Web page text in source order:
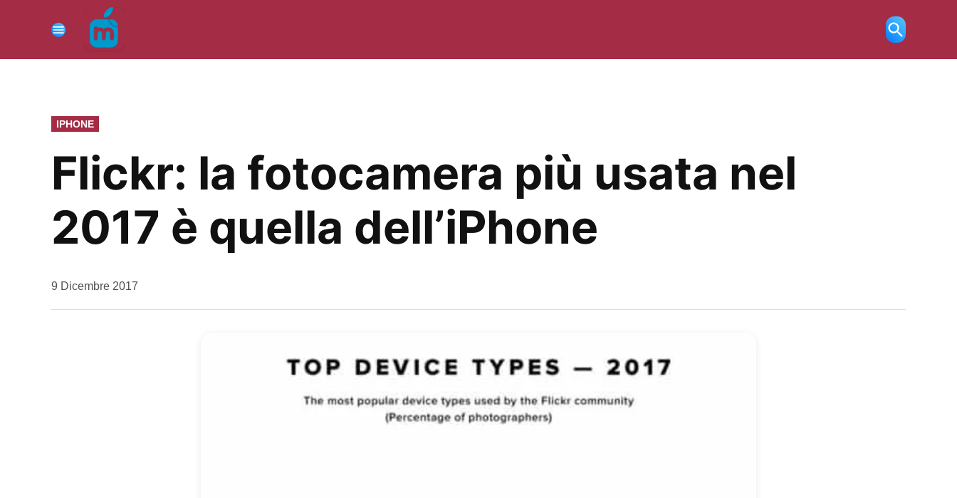
contenuto
Menu
Ricerca
aperta
PUBBLICATO
IN
IPHONE
Flickr: la fotocamera più usata nel
2017 è quella dell’iPhone
da
9 Dicembre 2017